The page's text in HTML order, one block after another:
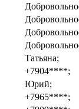
Татьяна;
+7904****;
Юрий;
+7965****;